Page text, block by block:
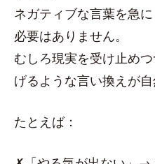
ネガティブな言葉を急
必要はありません。
むしろ現実を受け止め
げるような言い換えが自
たとえば：